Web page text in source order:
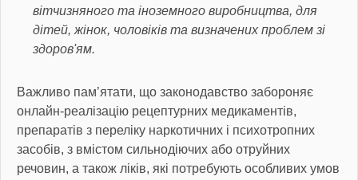
вітчизняного та іноземного виробництва, для
дітей, жінок, чоловіків та визначених проблем зі
здоров'ям.
Важливо пам’ятати, що законодавство забороняє
онлайн-реалізацію рецептурних медикаментів,
препаратів з переліку наркотичних і психотропних
засобів, з вмістом сильнодіючих або отруйних
речовин, а також ліків, які потребують особливих умов